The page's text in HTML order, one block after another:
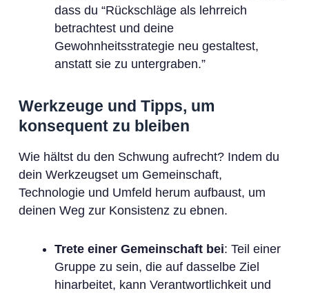
dass du “Rückschläge als lehrreich
betrachtest und deine
Gewohnheitsstrategie neu gestaltest,
anstatt sie zu untergraben.”
Werkzeuge und Tipps, um
konsequent zu bleiben
Wie hältst du den Schwung aufrecht? Indem du
dein Werkzeugset um Gemeinschaft,
Technologie und Umfeld herum aufbaust, um
deinen Weg zur Konsistenz zu ebnen.
Trete einer Gemeinschaft bei: Teil einer
Gruppe zu sein, die auf dasselbe Ziel
hinarbeitet, kann Verantwortlichkeit und